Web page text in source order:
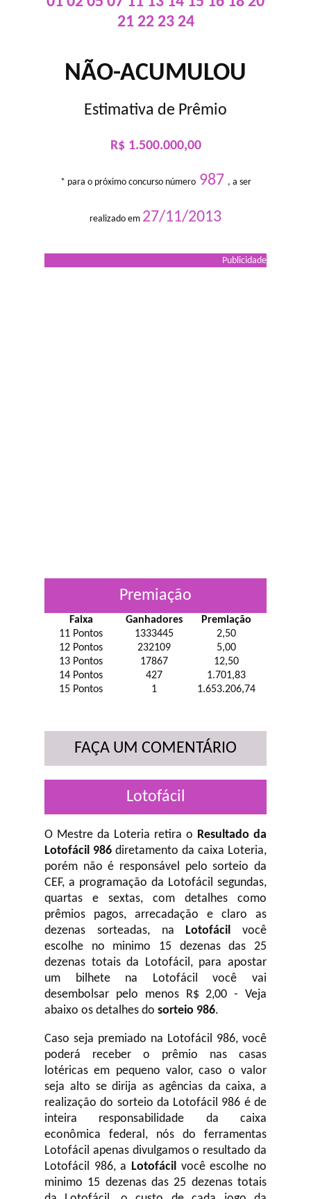
21 22 23 24
NÃO-ACUMULOU
Estimativa de Prêmio
R$ 1.500.000,00
* para o próximo concurso número987 , a ser
realizado em 27/11/2013
Publicidade
Premiação
Faixa Ganhadores
Premiação
11 Pontos
1333445
2,50
12 Pontos
232109
5,00
13 Pontos
17867
12,50
14 Pontos
427
1.701,83
15 Pontos
1 1.653.206,74
FAÇA UM COMENTÁRIO
Lotofácil
O Mestre da Loteria retira o Resultado da
Lotofácil 986 diretamento da caixa Loteria,
porém não é responsável pelo sorteio da
CEF, a programação da Lotofácil segundas,
quartas e sextas, com detalhes como
prêmios pagos, arrecadação e claro as
dezenas sorteadas, na Lotofácil você
escolhe no minimo 15 dezenas das 25
dezenas totais da Lotofácil, para apostar
um bilhete na Lotofácil você vai
desembolsar pelo menos R$ 2,00 - Veja
abaixo os detalhes do sorteio 986.
Caso seja premiado na Lotofácil 986, você
poderá receber o prêmio nas casas
lotéricas em pequeno valor, caso o valor
seja alto se dirija as agências da caixa, a
realização do sorteio da Lotofácil 986 é de
inteira responsabilidade da caixa
econômica federal, nós do ferramentas
Lotofácil apenas divulgamos o resultado da
Lotofácil 986, a Lotofácil você escolhe no
minimo 15 dezenas das 25 dezenas totais